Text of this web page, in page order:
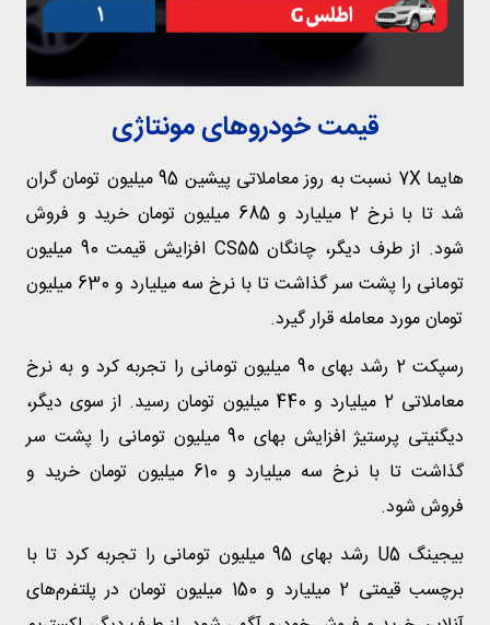
قیمت خودروهای مونتاژی
هایما 7X نسبت به روز معاملاتی پیشین 95 میلیون تومان گران
شد تا با نرخ 2 میلیارد و 685 میلیون تومان خرید و فروش
شود. از طرف دیگر، چانگان CS55 افزایش قیمت 90 میلیون
تومانی را پشت سر گذاشت تا با نرخ سه میلیارد و 630 میلیون
تومان مورد معامله قرار گیرد.
رسپکت 2 رشد بهای 90 میلیون تومانی را تجربه کرد و به نرخ
معاملاتی 2 میلیارد و 440 میلیون تومان رسید. از سوی دیگر،
دیگنیتی پرستیژ افزایش بهای 90 میلیون تومانی را پشت سر
گذاشت تا با نرخ سه میلیارد و 610 میلیون تومان خرید و
فروش شود.
بیجینگ U5 رشد بهای 95 میلیون تومانی را تجربه کرد تا با
برچسب قیمتی 2 میلیارد و 150 میلیون تومان در پلتفرم‌های